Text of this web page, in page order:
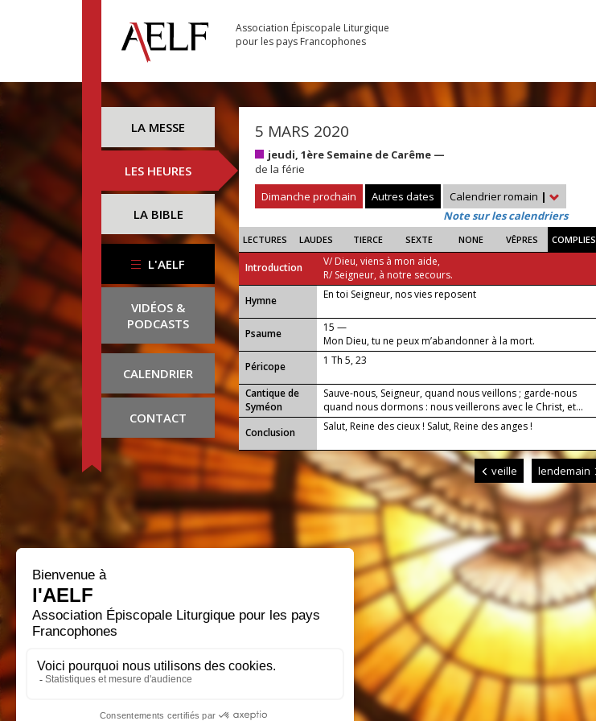
Association Épiscopale Liturgique
pour les pays Francophones
LA MESSE
LES HEURES
LA BIBLE
L'AELF
VIDÉOS &
PODCASTS
CALENDRIER
CONTACT
5 MARS 2020
jeudi, 1ère Semaine de Carême —
de la férie
Dimanche prochain
Autres dates Calendrier romain |
Note sur les calendriers
LECTURES LAUDES TIERCE SEXTE NONE VÊPRES COMPLIES
Introduction
V/ Dieu, viens à mon aide,
R/ Seigneur, à notre secours.
...
Hymne En toi Seigneur, nos vies reposent
Psaume
15 —
Mon Dieu, tu ne peux m’abandonner à la mort.
Péricope
1 Th 5, 23
Cantique de
Syméon
Sauve-nous, Seigneur, quand nous veillons ; garde-nous
quand nous dormons : nous veillerons avec le Christ, et...
Conclusion
Salut, Reine des cieux ! Salut, Reine des anges !
veille lendemain